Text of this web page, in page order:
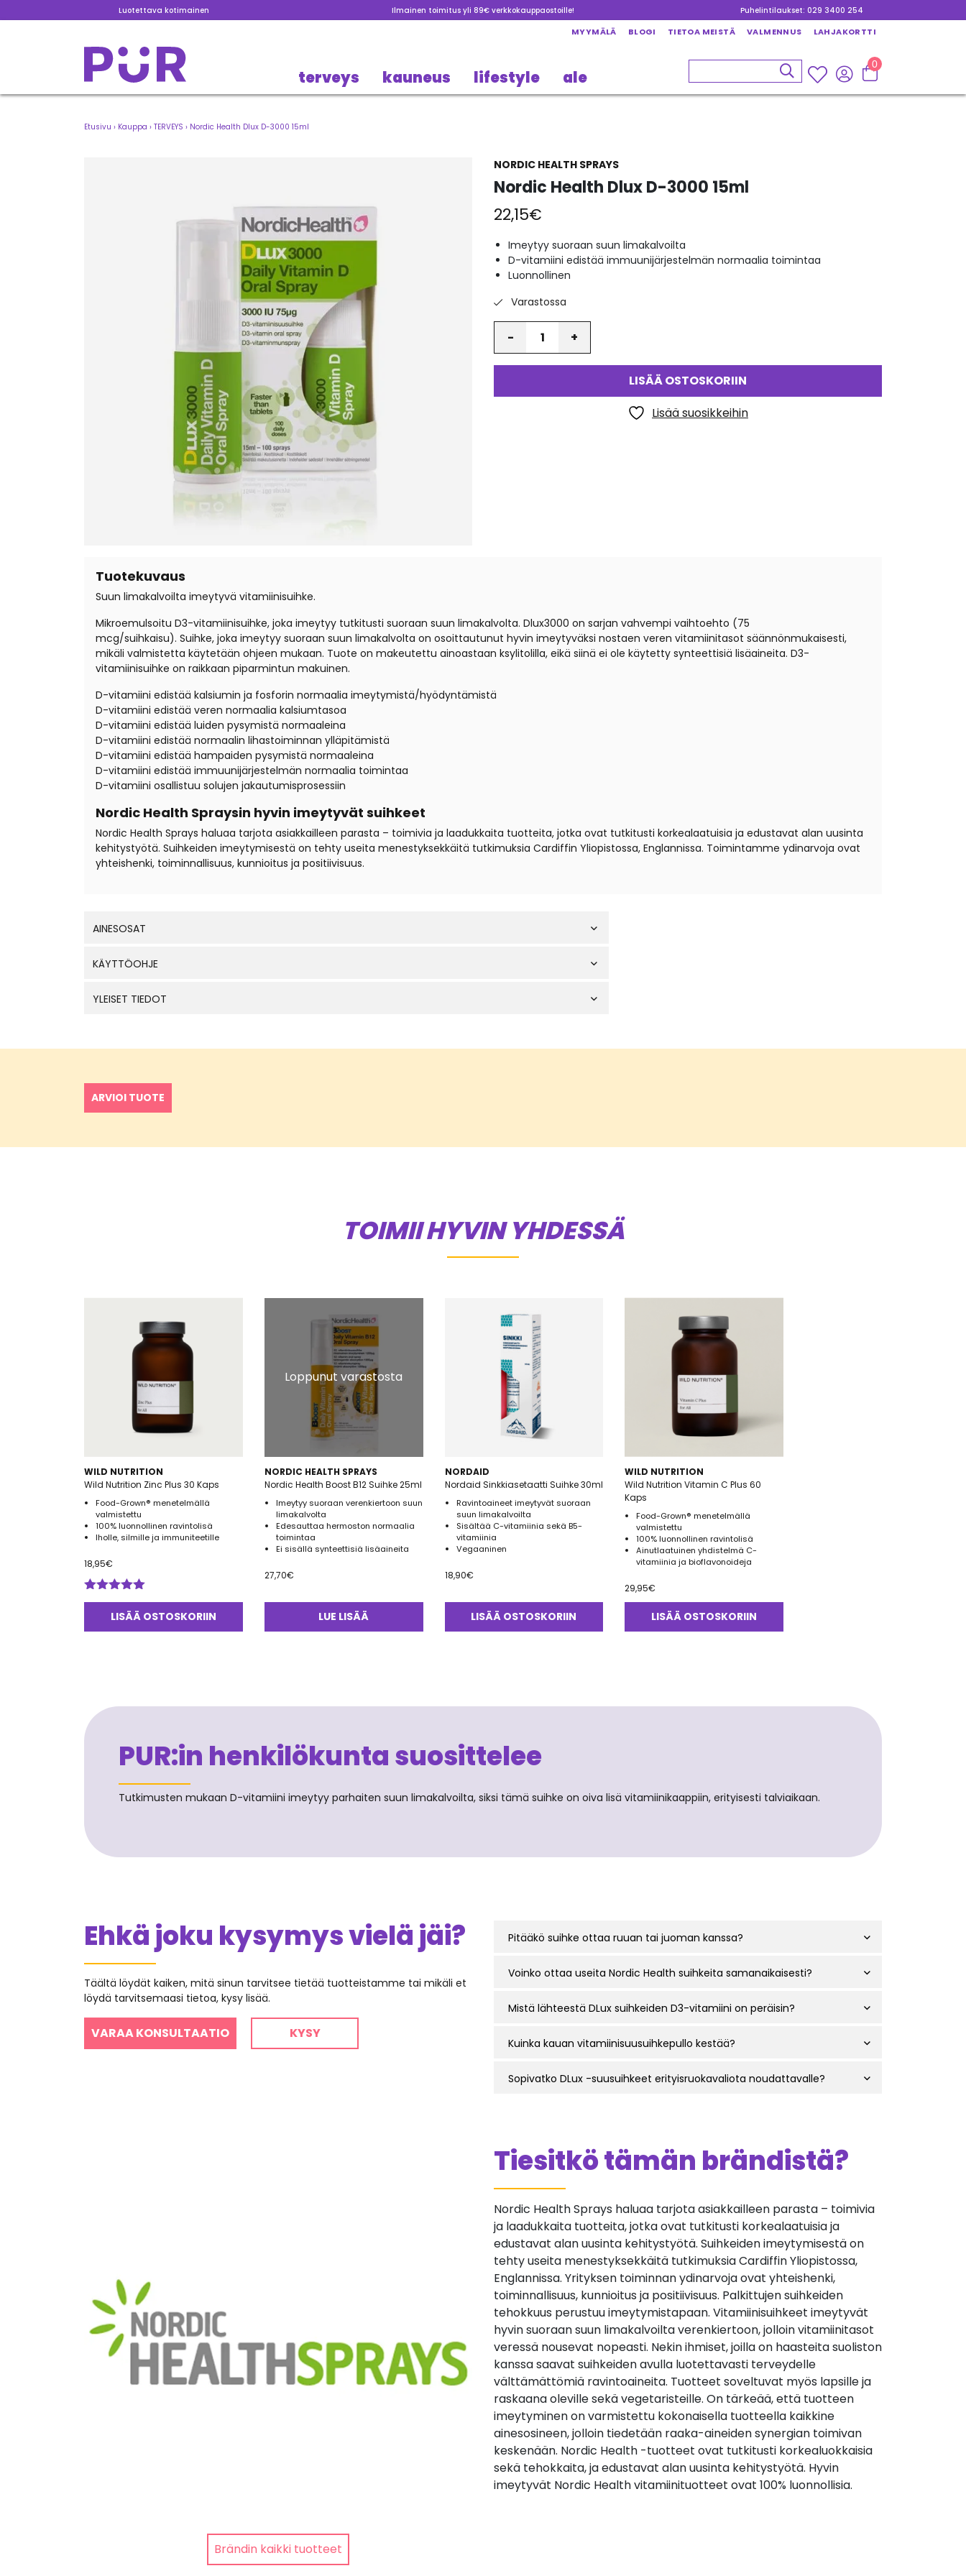
Luotettava kotimainen Ilmainen toimitus yli 89€ verkkokauppaostoille! Puhelintilaukset: 029 3400 254
MYYMÄLÄ BLOGI TIETOA MEISTÄ VALMENNUS LAHJAKORTTI
terveys kauneus lifestyle ale
0
Etusivu › Kauppa › TERVEYS › Nordic Health Dlux D-3000 15ml
NORDIC HEALTH SPRAYS
Nordic Health Dlux D-3000 15ml
22,15€
Imeytyy suoraan suun limakalvoilta
D-vitamiini edistää immuunijärjestelmän normaalia toimintaa
Luonnollinen
Varastossa
LISÄÄ OSTOSKORIIN
Lisää suosikkeihin
Tuotekuvaus
Suun limakalvoilta imeytyvä vitamiinisuihke.
Mikroemulsoitu D3-vitamiinisuihke, joka imeytyy tutkitusti suoraan suun limakalvolta. Dlux3000 on sarjan vahvempi vaihtoehto (75
mcg/suihkaisu). Suihke, joka imeytyy suoraan suun limakalvolta on osoittautunut hyvin imeytyväksi nostaen veren vitamiinitasot säännönmukaisesti,
mikäli valmistetta käytetään ohjeen mukaan. Tuote on makeutettu ainoastaan ksylitolilla, eikä siinä ei ole käytetty synteettisiä lisäaineita. D3-
vitamiinisuihke on raikkaan piparmintun makuinen.
D-vitamiini edistää kalsiumin ja fosforin normaalia imeytymistä/hyödyntämistä
D-vitamiini edistää veren normaalia kalsiumtasoa
D-vitamiini edistää luiden pysymistä normaaleina
D-vitamiini edistää normaalin lihastoiminnan ylläpitämistä
D-vitamiini edistää hampaiden pysymistä normaaleina
D-vitamiini edistää immuunijärjestelmän normaalia toimintaa
D-vitamiini osallistuu solujen jakautumisprosessiin
Nordic Health Spraysin hyvin imeytyvät suihkeet
Nordic Health Sprays haluaa tarjota asiakkailleen parasta – toimivia ja laadukkaita tuotteita, jotka ovat tutkitusti korkealaatuisia ja edustavat alan uusinta
kehitystyötä. Suihkeiden imeytymisestä on tehty useita menestyksekkäitä tutkimuksia Cardiffin Yliopistossa, Englannissa. Toimintamme ydinarvoja ovat
yhteishenki, toiminnallisuus, kunnioitus ja positiivisuus.
AINESOSAT
KÄYTTÖOHJE
YLEISET TIEDOT
ARVIOI TUOTE
TOIMII HYVIN YHDESSÄ
WILD NUTRITION
Wild Nutrition Zinc Plus 30 Kaps
Food-Grown® menetelmällä
valmistettu
100% luonnollinen ravintolisä
Iholle, silmille ja immuniteetille
18,95€
Arvostelu
tuotteesta:
/ 5
LISÄÄ OSTOSKORIIN
Loppunut varastosta
NORDIC HEALTH SPRAYS
Nordic Health Boost B12 Suihke 25ml
Imeytyy suoraan verenkiertoon suun
limakalvolta
Edesauttaa hermoston normaalia
toimintaa
Ei sisällä synteettisiä lisäaineita
27,70€
LUE LISÄÄ
NORDAID
Nordaid Sinkkiasetaatti Suihke 30ml
Ravintoaineet imeytyvät suoraan
suun limakalvoilta
Sisältää C-vitamiinia sekä B5-
vitamiinia
Vegaaninen
18,90€
LISÄÄ OSTOSKORIIN
WILD NUTRITION
Wild Nutrition Vitamin C Plus 60
Kaps
Food-Grown® menetelmällä
valmistettu
100% luonnollinen ravintolisä
Ainutlaatuinen yhdistelmä C-
vitamiinia ja bioflavonoideja
29,95€
LISÄÄ OSTOSKORIIN
PUR:in henkilökunta suosittelee
Tutkimusten mukaan D-vitamiini imeytyy parhaiten suun limakalvoilta, siksi tämä suihke on oiva lisä vitamiinikaappiin, erityisesti talviaikaan.
Ehkä joku kysymys vielä jäi?
Täältä löydät kaiken, mitä sinun tarvitsee tietää tuotteistamme tai mikäli et
löydä tarvitsemaasi tietoa, kysy lisää.
VARAA KONSULTAATIO KYSY
Pitääkö suihke ottaa ruuan tai juoman kanssa?
Voinko ottaa useita Nordic Health suihkeita samanaikaisesti?
Mistä lähteestä DLux suihkeiden D3-vitamiini on peräisin?
Kuinka kauan vitamiinisuusuihkepullo kestää?
Sopivatko DLux -suusuihkeet erityisruokavaliota noudattavalle?
Brändin kaikki tuotteet
Tiesitkö tämän brändistä?
Nordic Health Sprays haluaa tarjota asiakkailleen parasta – toimivia
ja laadukkaita tuotteita, jotka ovat tutkitusti korkealaatuisia ja
edustavat alan uusinta kehitystyötä. Suihkeiden imeytymisestä on
tehty useita menestyksekkäitä tutkimuksia Cardiffin Yliopistossa,
Englannissa. Yrityksen toiminnan ydinarvoja ovat yhteishenki,
toiminnallisuus, kunnioitus ja positiivisuus. Palkittujen suihkeiden
tehokkuus perustuu imeytymistapaan. Vitamiinisuihkeet imeytyvät
hyvin suoraan suun limakalvoilta verenkiertoon, jolloin vitamiinitasot
veressä nousevat nopeasti. Nekin ihmiset, joilla on haasteita suoliston
kanssa saavat suihkeiden avulla luotettavasti terveydelle
välttämättömiä ravintoaineita. Tuotteet soveltuvat myös lapsille ja
raskaana oleville sekä vegetaristeille. On tärkeää, että tuotteen
imeytyminen on varmistettu kokonaisella tuotteella kaikkine
ainesosineen, jolloin tiedetään raaka-aineiden synergian toimivan
keskenään. Nordic Health -tuotteet ovat tutkitusti korkealuokkaisia
sekä tehokkaita, ja edustavat alan uusinta kehitystyötä. Hyvin
imeytyvät Nordic Health vitamiinituotteet ovat 100% luonnollisia.